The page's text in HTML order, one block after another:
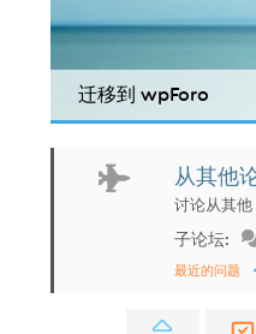
迁移到 wpForo
从其他
讨论从其
子论坛:
最近的问题